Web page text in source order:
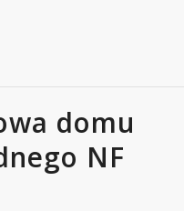
domu
NF